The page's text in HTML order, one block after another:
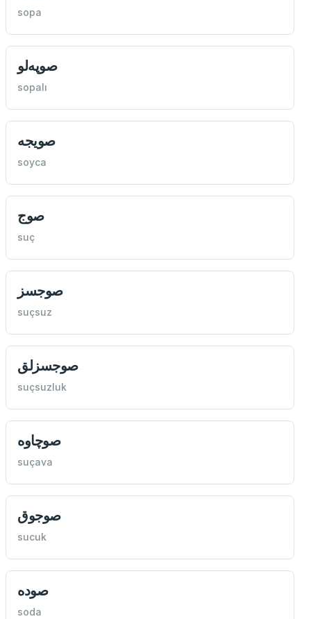
sopa
صوپه‌لو
sopalı
صويجه
soyca
صوج
suç
صوجسز
suçsuz
صوجسزلق
suçsuzluk
صوچاوه
suçava
صوجوق
sucuk
صوده
soda